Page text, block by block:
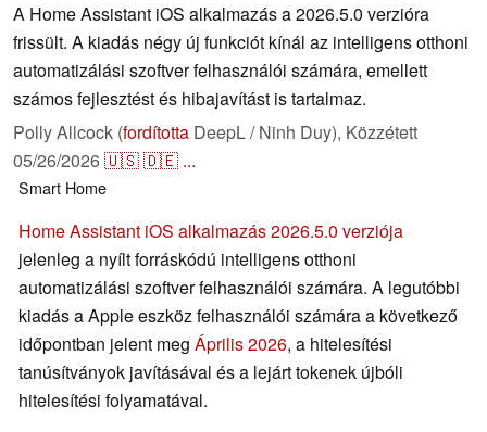
A Home Assistant iOS alkalmazás a 2026.5.0 verzióra
frissült. A kiadás négy új funkciót kínál az intelligens otthoni
automatizálási szoftver felhasználói számára, emellett
számos fejlesztést és hibajavítást is tartalmaz.
Polly Allcock (fordította DeepL / Ninh Duy), Közzétett
05/26/2026🇺🇸🇩🇪 ...
Smart Home
Home Assistant iOS alkalmazás 2026.5.0 verziója
jelenleg a nyílt forráskódú intelligens otthoni
automatizálási szoftver felhasználói számára. A legutóbbi
kiadás a Apple eszköz felhasználói számára a következő
időpontban jelent meg Április 2026, a hitelesítési
tanúsítványok javításával és a lejárt tokenek újbóli
hitelesítési folyamatával.